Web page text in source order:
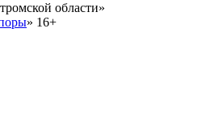
области»
» 16+